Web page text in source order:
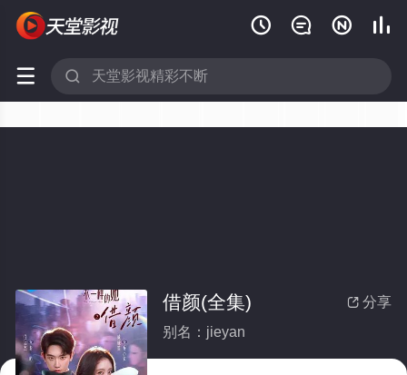
   
 
 分享
借颜(全集)
别名：jieyan